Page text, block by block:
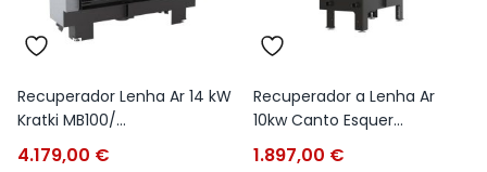
Recuperador Lenha Ar 14 kW
Kratki MB100/...
4.179,00 €
Recuperador a Lenha Ar
10kw Canto Esquer...
1.897,00 €